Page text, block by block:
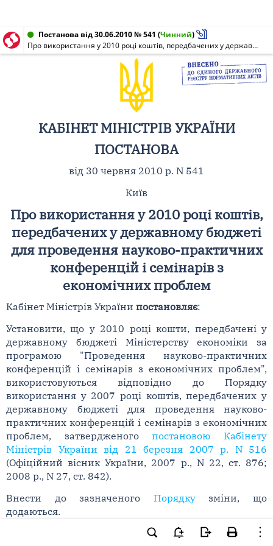
Постанова від 30.06.2010 № 541 (Чинний)
Про використання у 2010 році коштів, передбачених у державному бюджеті для проведення науково-практичних конференцій і семінарів з економічних проблем